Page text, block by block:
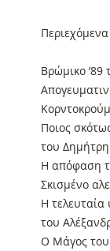
Περιεχόμενα
Βρώμικο
Ποιος
του
Η απόφαση
Σκισμένο
Η
του
Ο Μάγος